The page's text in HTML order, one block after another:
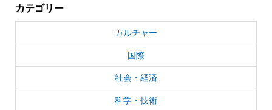
カテゴリー
カルチャー
国際
社会・経済
科学・技術